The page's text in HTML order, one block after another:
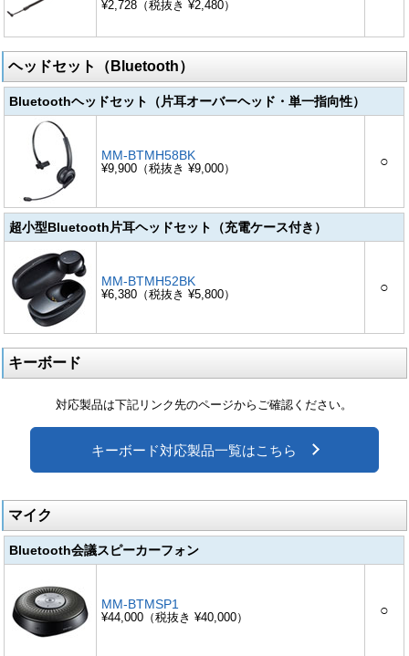
¥2,728（税抜き ¥2,480）
ヘッドセット（Bluetooth）
Bluetoothヘッドセット（片耳オーバーヘッド・単一指向性）
MM-BTMH58BK
¥9,900（税抜き ¥9,000） ○
超小型Bluetooth片耳ヘッドセット（充電ケース付き）
MM-BTMH52BK
¥6,380（税抜き ¥5,800） ○
キーボード
対応製品は下記リンク先のページからご確認ください。
キーボード対応製品一覧はこちら
マイク
Bluetooth会議スピーカーフォン
MM-BTMSP1
¥44,000（税抜き ¥40,000） ○